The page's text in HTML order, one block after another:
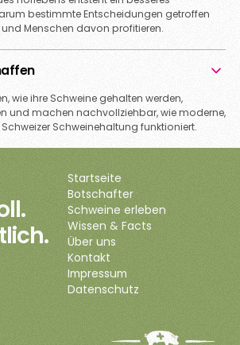
bestimmte Entscheidungen getroffen
und Menschen davon profitieren.
wie ihre Schweine gehalten werden,
und machen nachvollziehbar, wie moderne,
Schweinehaltung funktioniert.
Startseite
Botschafter
Schweine erleben
Wissen & Facts
Über uns
Kontakt
Impressum
Datenschutz